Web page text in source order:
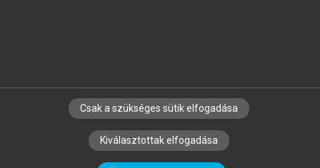
SZERZŐKNEK CÉGEKNEK KÖNYVTÁROSOKNAK
SZERKESZTÉSI ÉS LEKTORÁLÁSI ALAPELVEK
Csak a szükséges sütik elfogadása
Kiválasztottak elfogadása